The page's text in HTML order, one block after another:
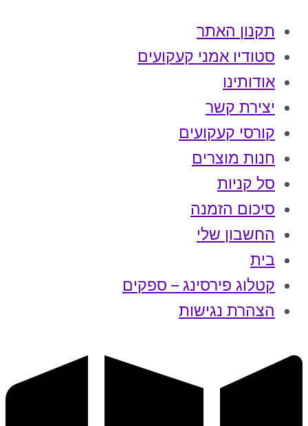
תקנון האתר
סטודיו אמני קעקועים
אודותינו
יצירת קשר
קורסי קעקועים
חנות מוצרים
סל קניות
סיכום הזמנה
החשבון שלי
בית
קטלוג פירסינג – ספקים
הצהרת נגישות